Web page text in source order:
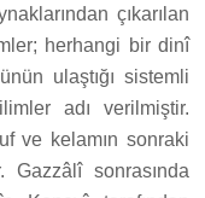
çıkarılan
herhangi bir dinî
ulaştığı sistemli
adı verilmiştir.
ve kelamın sonraki
Gazzâlî sonrasında